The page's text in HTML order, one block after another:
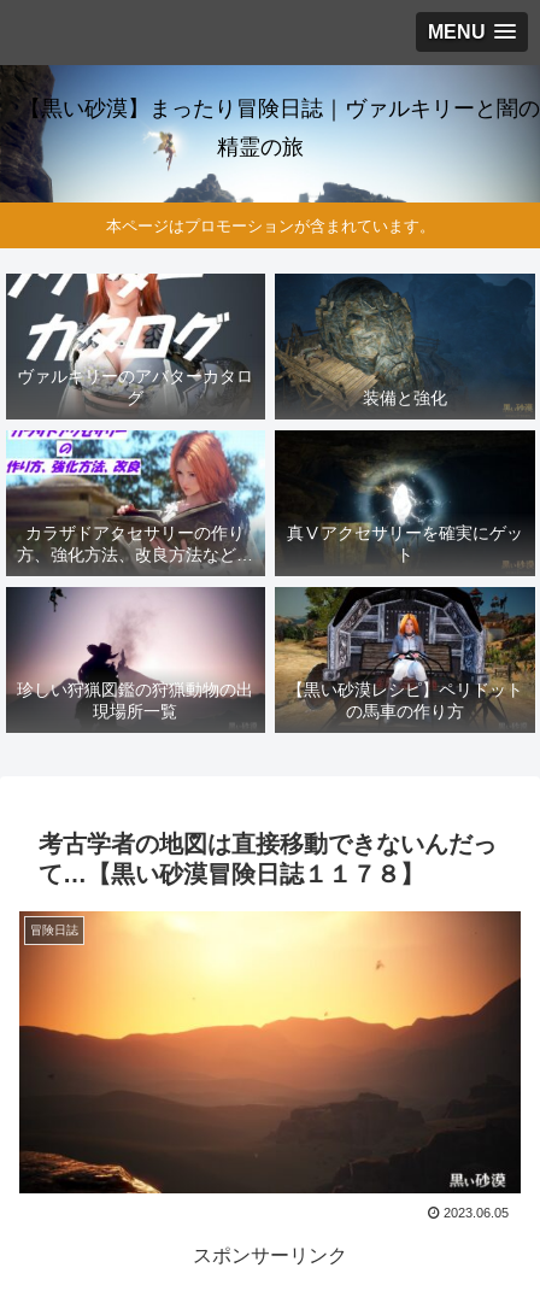
MENU
【黒い砂漠】まったり冒険日誌｜ヴァルキリーと闇の
精霊の旅
本ページはプロモーションが含まれています。
ヴァルキリーのアバターカタロ
グ
装備と強化
カラザドアクセサリーの作り
方、強化方法、改良方法などま
とめ【黒い砂漠冒険日誌１４１
真Ⅴアクセサリーを確実にゲッ
ト
珍しい狩猟図鑑の狩猟動物の出
現場所一覧
【黒い砂漠レシピ】ペリドット
の馬車の作り方
考古学者の地図は直接移動できないんだっ
て…【黒い砂漠冒険日誌１１７８】
冒険日誌
2023.06.05
スポンサーリンク